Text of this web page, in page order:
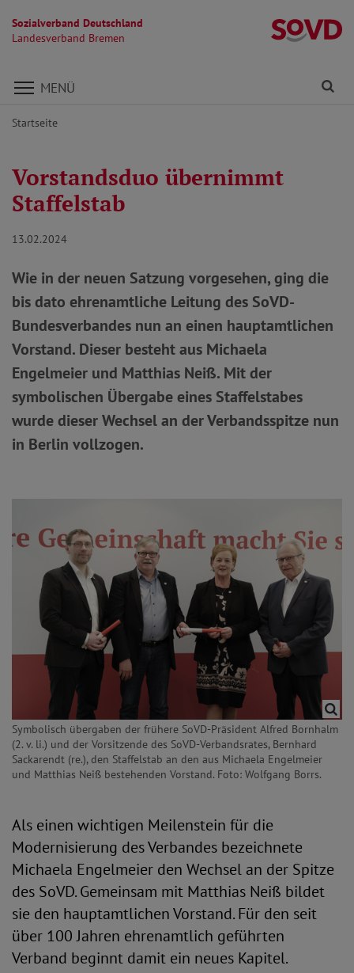
Sozialverband Deutschland
Landesverband Bremen
Direkt zu den Inhalten springen
MENÜ
Startseite
Vorstandsduo übernimmt
Staffelstab
13.02.2024
Wie in der neuen Satzung vorgesehen, ging die
bis dato ehrenamtliche Leitung des SoVD-
Bundesverbandes nun an einen hauptamtlichen
Vorstand. Dieser besteht aus Michaela
Engelmeier und Matthias Neiß. Mit der
symbolischen Übergabe eines Staffelstabes
wurde dieser Wechsel an der Verbandsspitze nun
in Berlin vollzogen.
Symbolisch übergaben der frühere SoVD-Präsident Alfred Bornhalm
(2. v. li.) und der Vorsitzende des SoVD-Verbandsrates, Bernhard
Sackarendt (re.), den Staffelstab an den aus Michaela Engelmeier
und Matthias Neiß bestehenden Vorstand. Foto: Wolfgang Borrs.
Als einen wichtigen Meilenstein für die
Modernisierung des Verbandes bezeichnete
Michaela Engelmeier den Wechsel an der Spitze
des SoVD. Gemeinsam mit Matthias Neiß bildet
sie den hauptamtlichen Vorstand. Für den seit
über 100 Jahren ehrenamtlich geführten
Verband beginnt damit ein neues Kapitel.